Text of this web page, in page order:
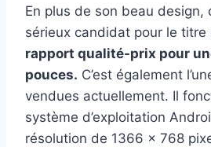
En plus de son beau design,
sérieux candidat pour le titre
rapport qualité-prix pour
pouces. C’est également
vendues actuellement. Il
système d’exploitation
résolution de 1366 x 768